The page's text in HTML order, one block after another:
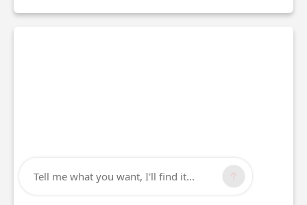
Tell me what you want, I'll find it...